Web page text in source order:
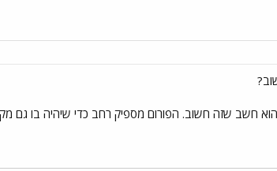
חשב שזה חשוב. הפורום מספיק רחב כדי שיהיה בו גם